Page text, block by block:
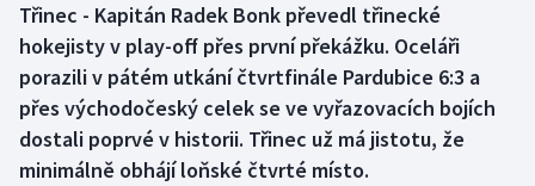
Boby a skeleton
Box
Curling
AZ kvíz
Třinec - Kapitán Radek Bonk převedl třinecké
hokejisty v play-off přes první překážku. Oceláři
porazili v pátém utkání čtvrtfinále Pardubice 6:3 a
přes východočeský celek se ve vyřazovacích bojích
dostali poprvé v historii. Třinec už má jistotu, že
minimálně obhájí loňské čtvrté místo.